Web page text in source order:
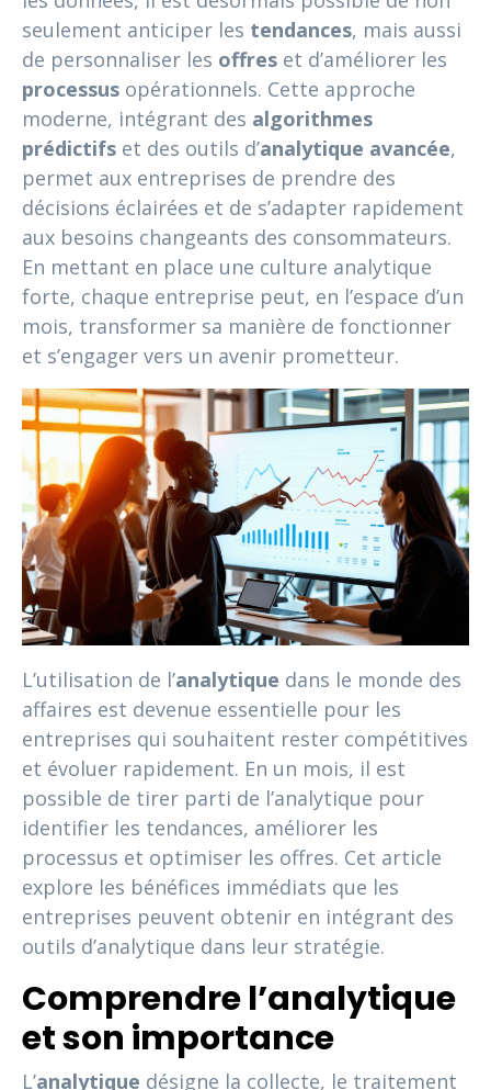
seulement anticiper les tendances, mais aussi
de personnaliser les offres et d’améliorer les
processus opérationnels. Cette approche
moderne, intégrant des algorithmes
prédictifs et des outils d’analytique avancée,
permet aux entreprises de prendre des
décisions éclairées et de s’adapter rapidement
aux besoins changeants des consommateurs.
En mettant en place une culture analytique
forte, chaque entreprise peut, en l’espace d’un
mois, transformer sa manière de fonctionner
et s’engager vers un avenir prometteur.
L’utilisation de l’analytique dans le monde des
affaires est devenue essentielle pour les
entreprises qui souhaitent rester compétitives
et évoluer rapidement. En un mois, il est
possible de tirer parti de l’analytique pour
identifier les tendances, améliorer les
processus et optimiser les offres. Cet article
explore les bénéfices immédiats que les
entreprises peuvent obtenir en intégrant des
outils d’analytique dans leur stratégie.
Comprendre l’analytique
et son importance
L’analytique désigne la collecte, le traitement